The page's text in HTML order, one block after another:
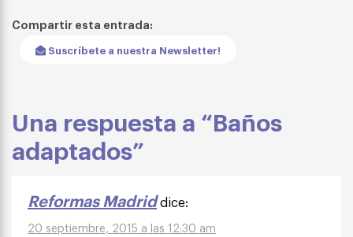
Compartir esta entrada:
Suscríbete a nuestra Newsletter!
Una respuesta a “Baños
adaptados”
Reformas Madriddice:
20 septiembre, 2015 a las 12:30 am